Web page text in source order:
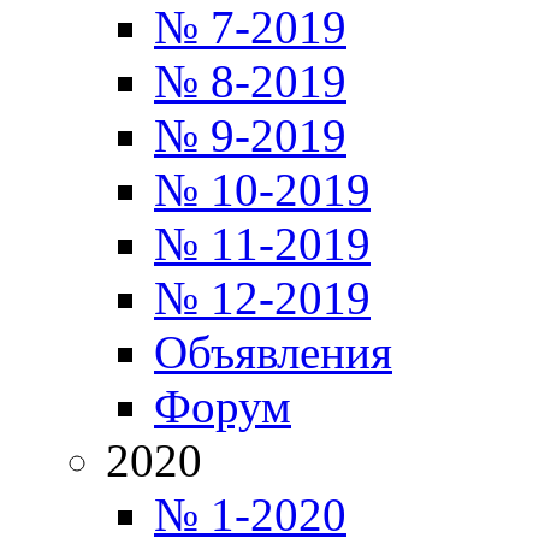
№ 7-2019
№ 8-2019
№ 9-2019
№ 10-2019
№ 11-2019
№ 12-2019
Объявления
Форум
2020
№ 1-2020